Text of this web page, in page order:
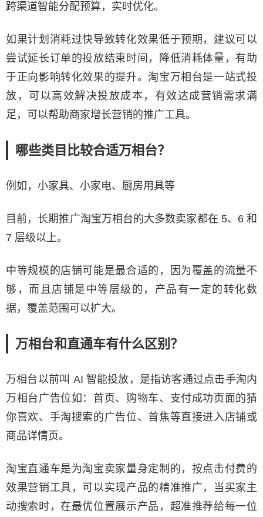
跨渠道智能分配预算，实时优化。
如果计划消耗过快导致转化效果低于预期，建议可以
尝试延长订单的投放结束时间，降低消耗体量，有助
于正向影响转化效果的提升。淘宝万相台是一站式投
放，可以高效解决投放成本，有效达成营销需求满
足，可以帮助商家增长营销的推广工具。
哪些类目比较合适万相台？
例如，小家具、小家电、厨房用具等
目前，长期推广淘宝万相台的大多数卖家都在 5、6 和
7 层级以上。
中等规模的店铺可能是最合适的，因为覆盖的流量不
够，而且店铺是中等层级的，产品有一定的转化数
据，覆盖范围可以扩大。
万相台和直通车有什么区别？
万相台以前叫 AI 智能投放，是指访客通过点击手淘内
万相台广告位如：首页、购物车、支付成功页面的猜
你喜欢、手淘搜索的广告位、首焦等直接进入店铺或
商品详情页。
淘宝直通车是为淘宝卖家量身定制的，按点击付费的
效果营销工具，可以实现产品的精准推广，当买家主
动搜索时，在最优位置展示产品，超准推荐给每一位